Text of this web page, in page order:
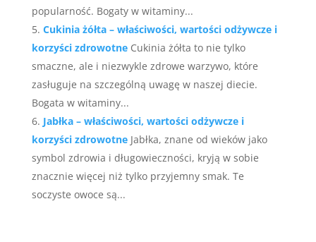
popularność. Bogaty w witaminy...
Cukinia żółta – właściwości, wartości odżywcze i
korzyści zdrowotne Cukinia żółta to nie tylko
smaczne, ale i niezwykle zdrowe warzywo, które
zasługuje na szczególną uwagę w naszej diecie.
Bogata w witaminy...
Jabłka – właściwości, wartości odżywcze i
korzyści zdrowotne Jabłka, znane od wieków jako
symbol zdrowia i długowieczności, kryją w sobie
znacznie więcej niż tylko przyjemny smak. Te
soczyste owoce są...